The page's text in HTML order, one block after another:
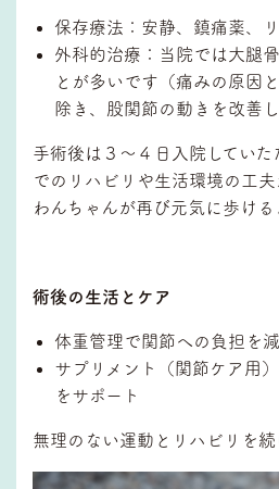
保存療法：安静、鎮痛薬、
外科的治療：当院では大腿
とが多いです（痛みの原因
除き、股関節の動きを改善し
手術後は３～４日入院してい
でのリハビリや生活環境の工
わんちゃんが再び元気に歩ける
術後の生活とケア
体重管理で関節への負担を
サプリメント（関節ケア用
をサポート
無理のない運動とリハビリを続